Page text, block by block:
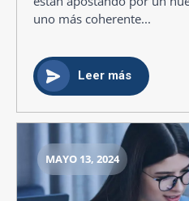
uno más coherente...
Leer más
MAYO 13, 2024